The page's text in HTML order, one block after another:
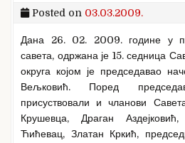
Posted on 03.03.2009.
Дана 26. 02. 2009. године у
савета, одржана је 15. седница
округа којом је председавао
Вељковић. Поред
присуствовали и чланови
Крушевца, Драган
Ћићевац, Златан Кркић,